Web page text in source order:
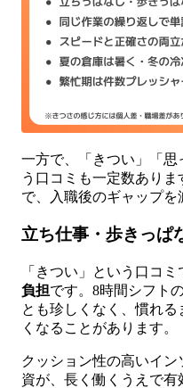
一方で、「きつい」「
う口コミも一定数あり
で、入職後のギャップを
立ち仕事・歩きっぱ
「きつい」という口コミ
負担です。8時間シフト
とも珍しくなく、慣れ
くなることがあります。
クッション性の高いイ
資が、長く働くうえで